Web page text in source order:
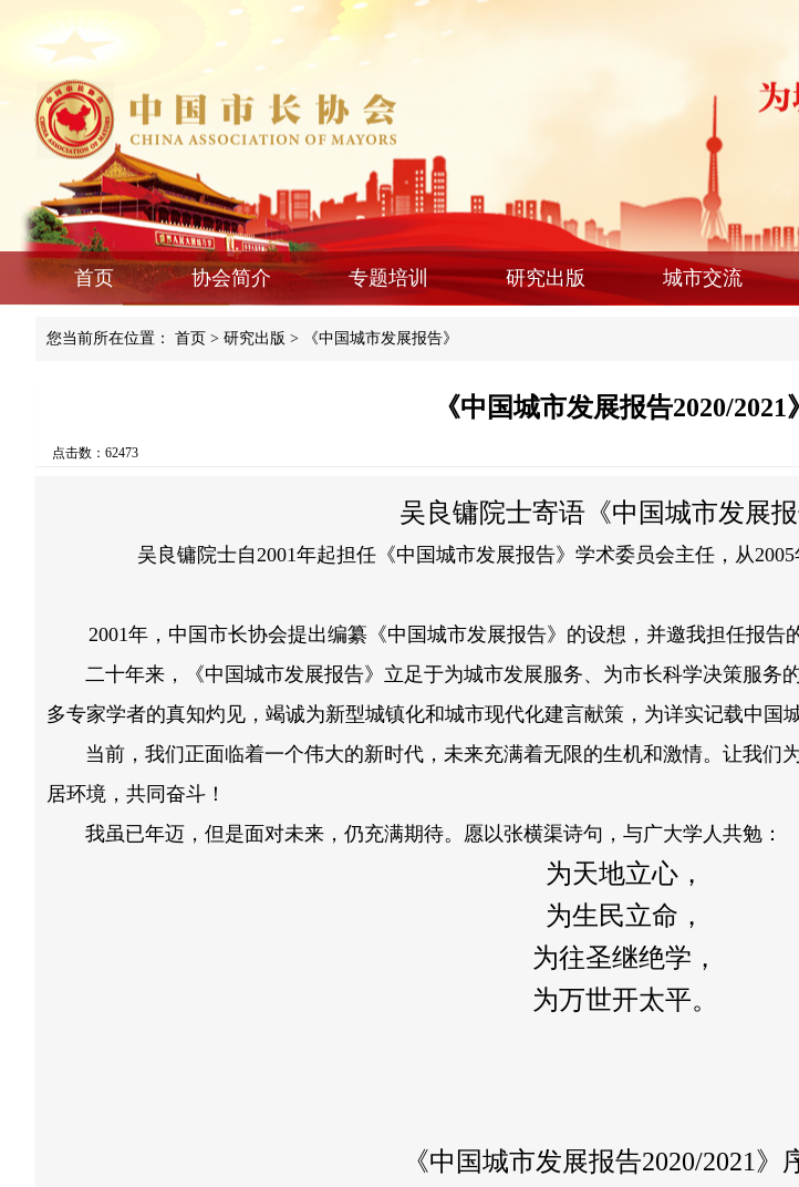
首页 协会简介 专题培训 研究出版 城市交流
您当前所在位置： 首页 > 研究出版 > 《中国城市发展报告》
《中国城市发展报告2020/2021》
点击数：62473
吴良镛院士寄语《中国城市发展报
吴良镛院士自2001年起担任《中国城市发展报告》学术委员会主任，从
2001年，中国市长协会提出编纂《中国城市发展报告》的设想，并邀我担任报告
二十年来，《中国城市发展报告》立足于为城市发展服务、为市长科学决策服务
多专家学者的真知灼见，竭诚为新型城镇化和城市现代化建言献策，为详实记载中国
当前，我们正面临着一个伟大的新时代，未来充满着无限的生机和激情。让我们
居环境，共同奋斗！
我虽已年迈，但是面对未来，仍充满期待。愿以张横渠诗句，与广大学人共勉：
为天地立心，
为生民立命，
为往圣继绝学，
为万世开太平。
《中国城市发展报告2020/2021》